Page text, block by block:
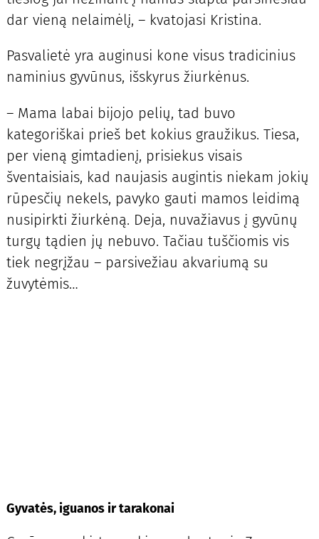
dar vieną nelaimėlį, – kvatojasi Kristina.
Pasvalietė yra auginusi kone visus tradicinius
naminius gyvūnus, išskyrus žiurkėnus.
– Mama labai bijojo pelių, tad buvo
kategoriškai prieš bet kokius graužikus. Tiesa,
per vieną gimtadienį, prisiekus visais
šventaisiais, kad naujasis augintis niekam jokių
rūpesčių nekels, pavyko gauti mamos leidimą
nusipirkti žiurkėną. Deja, nuvažiavus į gyvūnų
turgų tądien jų nebuvo. Tačiau tuščiomis vis
tiek negrįžau – parsivežiau akvariumą su
žuvytėmis…
Gyvatės, iguanos ir tarakonai